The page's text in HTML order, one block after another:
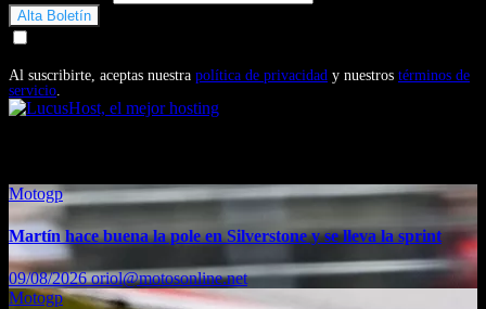
Al suscribirte, aceptas nuestra política de privacidad y nuestros términos de
servicio.
Motogp
Martín hace buena la pole en Silverstone y se lleva la sprint
09/08/2026oriol@motosonline.net
Motogp